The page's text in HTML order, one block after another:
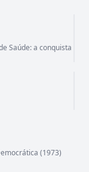
Saúde: a conquista
(1973)